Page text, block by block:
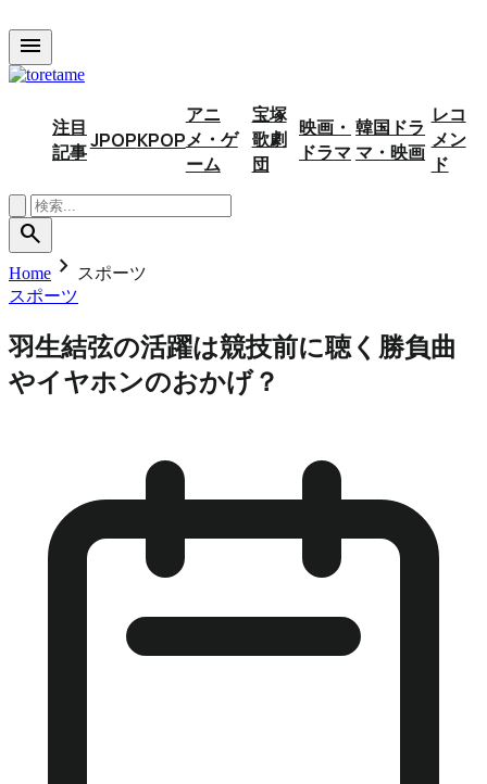
menu
注目
記事JPOPKPOP
アニ
メ・ゲ
ーム
宝塚
歌劇
団
映画・
ドラマ
韓国ドラ
マ・映画
レコ
メン
ド
search
Home chevron_right スポーツ
スポーツ
羽生結弦の活躍は競技前に聴く勝負曲
やイヤホンのおかげ？